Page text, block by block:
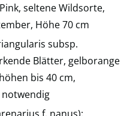
seltene Wildsorte,
Höhe 70 cm
subsp.
Blätter, gelborange
bis 40 cm,
f. nanus):